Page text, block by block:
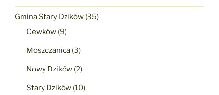
Gmina Stary Dzików (35)
Cewków (9)
Moszczanica (3)
Nowy Dzików (2)
Stary Dzików (10)